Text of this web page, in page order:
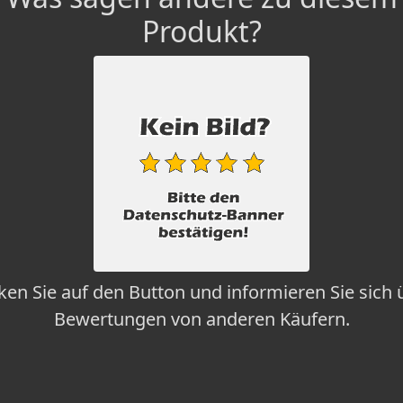
Produkt?
Sie auf den Button und informieren Sie sich
Bewertungen von anderen Käufern.